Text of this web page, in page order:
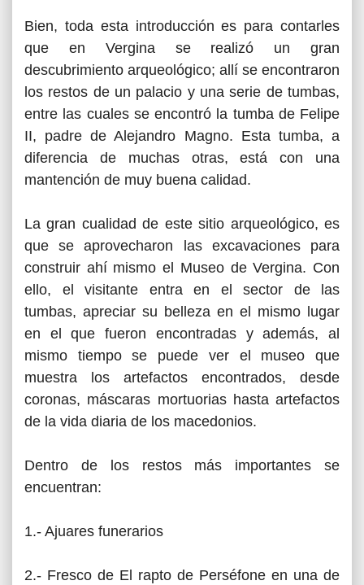
Bien, toda esta introducción es para contarles
que en Vergina se realizó un gran
descubrimiento arqueológico; allí se encontraron
los restos de un palacio y una serie de tumbas,
entre las cuales se encontró la tumba de Felipe
II, padre de Alejandro Magno. Esta tumba, a
diferencia de muchas otras, está con una
mantención de muy buena calidad.
La gran cualidad de este sitio arqueológico, es
que se aprovecharon las excavaciones para
construir ahí mismo el Museo de Vergina. Con
ello, el visitante entra en el sector de las
tumbas, apreciar su belleza en el mismo lugar
en el que fueron encontradas y además, al
mismo tiempo se puede ver el museo que
muestra los artefactos encontrados, desde
coronas, máscaras mortuorias hasta artefactos
de la vida diaria de los macedonios.
Dentro de los restos más importantes se
encuentran:
1.- Ajuares funerarios
2.- Fresco de El rapto de Perséfone en una de